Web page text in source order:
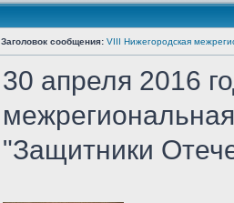
Заголовок сообщения: VIII Нижегородская
30 апреля 2016
"Защитники